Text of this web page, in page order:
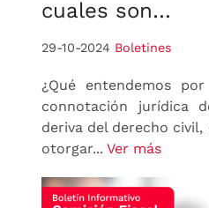
cuales son…
29-10-2024 Boletines
¿Qué entendemos
connotación jurídica
deriva del derecho
otorgar... Ver más